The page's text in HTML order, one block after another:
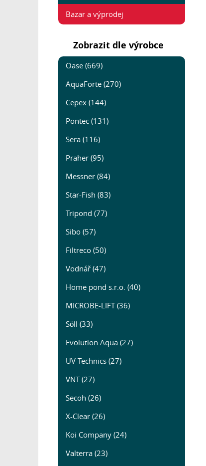
Bazar a výprodej
Zobrazit dle výrobce
Oase (669)
AquaForte (270)
Cepex (144)
Pontec (131)
Sera (116)
Praher (95)
Messner (84)
Star-Fish (83)
Tripond (77)
Sibo (57)
Filtreco (50)
Vodnář (47)
Home pond s.r.o. (40)
MICROBE-LIFT (36)
Söll (33)
Evolution Aqua (27)
UV Technics (27)
VNT (27)
Secoh (26)
X-Clear (26)
Koi Company (24)
Valterra (23)